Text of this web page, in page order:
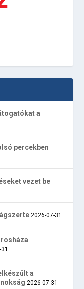
a
percekben
vezet be
2026-07-31
a
2026-07-31